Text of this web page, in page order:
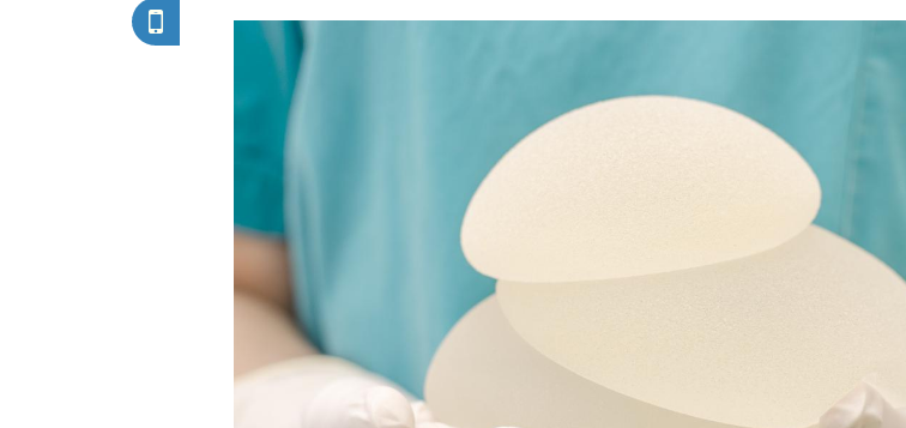
Fatigue en vacances :
normal ou signe d’une
Et si les caries pouvaient
bientôt disparaître sans
plombage ?
Les troubles du sommeil
modifient votre cerveau !